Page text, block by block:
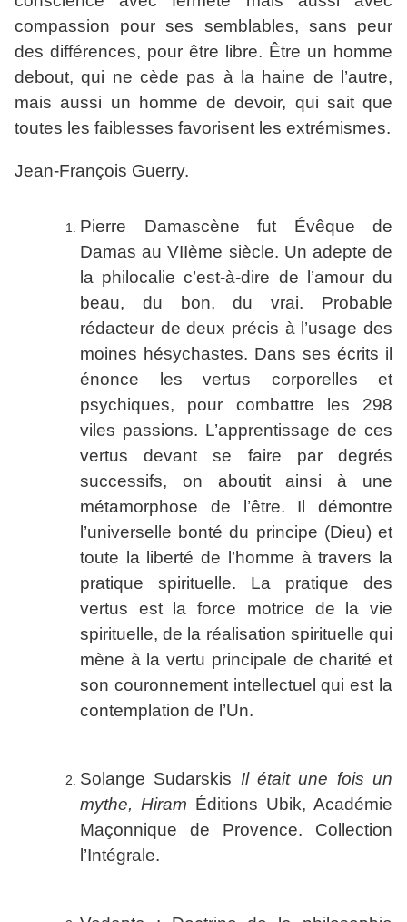
compassion pour ses semblables, sans peur
des différences, pour être libre. Être un homme
debout, qui ne cède pas à la haine de l’autre,
mais aussi un homme de devoir, qui sait que
toutes les faiblesses favorisent les extrémismes.
Jean-François Guerry.
Pierre Damascène fut Évêque de
Damas au VIIème siècle. Un adepte de
la philocalie c’est-à-dire de l’amour du
beau, du bon, du vrai. Probable
rédacteur de deux précis à l’usage des
moines hésychastes. Dans ses écrits il
énonce les vertus corporelles et
psychiques, pour combattre les 298
viles passions. L’apprentissage de ces
vertus devant se faire par degrés
successifs, on aboutit ainsi à une
métamorphose de l’être. Il démontre
l’universelle bonté du principe (Dieu) et
toute la liberté de l’homme à travers la
pratique spirituelle. La pratique des
vertus est la force motrice de la vie
spirituelle, de la réalisation spirituelle qui
mène à la vertu principale de charité et
son couronnement intellectuel qui est la
contemplation de l’Un.
Solange Sudarskis Il était une fois un
mythe, Hiram Éditions Ubik, Académie
Maçonnique de Provence. Collection
l’Intégrale.